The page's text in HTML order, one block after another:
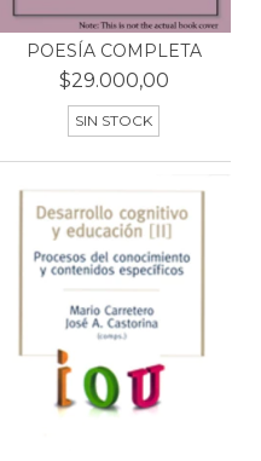
POESÍA COMPLETA
$29.000,00
SIN STOCK